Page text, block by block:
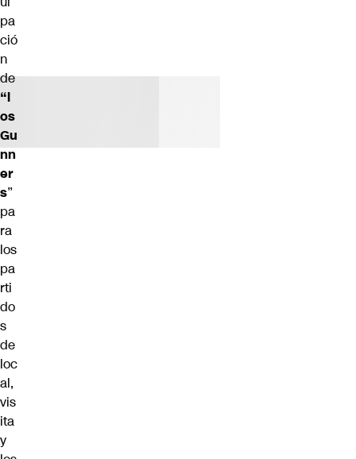
pa
ció
n
de
“l
os
Gu
nn
er
s”
pa
ra
los
pa
rti
do
s
de
loc
al,
vis
ita
y